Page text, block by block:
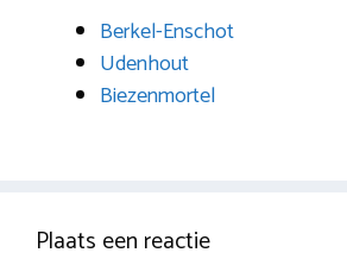
Berkel-Enschot
Udenhout
Biezenmortel
Plaats een reactie